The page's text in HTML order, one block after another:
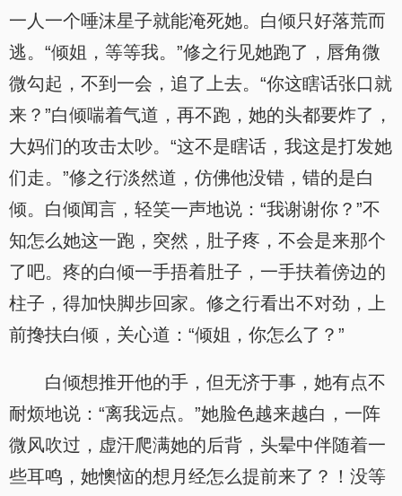
一人一个唾沫星子就能淹死她。白倾只好落荒而
逃。“倾姐，等等我。”修之行见她跑了，唇角微
微勾起，不到一会，追了上去。“你这瞎话张口就
来？”白倾喘着气道，再不跑，她的头都要炸了，
大妈们的攻击太吵。“这不是瞎话，我这是打发她
们走。”修之行淡然道，仿佛他没错，错的是白
倾。白倾闻言，轻笑一声地说：“我谢谢你？”不
知怎么她这一跑，突然，肚子疼，不会是来那个
了吧。疼的白倾一手捂着肚子，一手扶着傍边的
柱子，得加快脚步回家。修之行看出不对劲，上
前搀扶白倾，关心道：“倾姐，你怎么了？”
白倾想推开他的手，但无济于事，她有点不
耐烦地说：“离我远点。”她脸色越来越白，一阵
微风吹过，虚汗爬满她的后背，头晕中伴随着一
些耳鸣，她懊恼的想月经怎么提前来了？！没等